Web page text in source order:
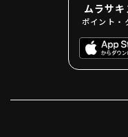
ムラサ
ポイント・